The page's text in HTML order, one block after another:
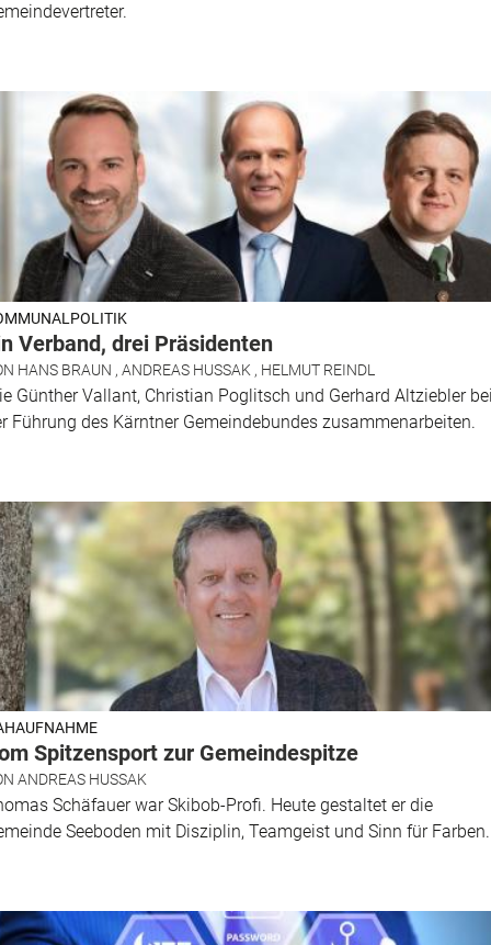
Verband, drei Präsidenten
HANS BRAUN , ANDREAS HUSSAK , HELMUT REINDL
Günther Vallant, Christian Poglitsch und Gerhard Altziebler
Führung des Kärntner Gemeindebundes zusammenarbeiten.
Spitzensport zur Gemeindespitze
ANDREAS HUSSAK
Schäfauer war Skibob-Profi. Heute gestaltet er die
Seeboden mit Disziplin, Teamgeist und Sinn für Farben.